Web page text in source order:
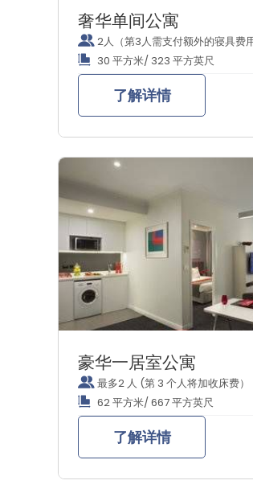
奢华单间公寓
2人（第3人需支付额外的寝具费用
30 平方米/ 323 平方英尺
了解详情
豪华一居室公寓
最多2 人 (第 3 个人将加收床费）
62 平方米/ 667 平方英尺
了解详情